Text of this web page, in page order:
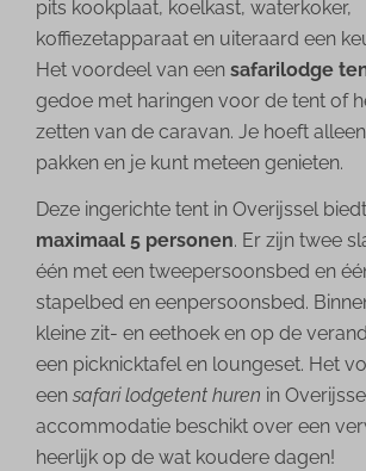
pits kookplaat, koelkast, waterkoker,
koffiezetapparaat en uiteraard een
Het voordeel van een safarilodge
gedoe met haringen voor de tent of
zetten van de caravan. Je hoeft
pakken en je kunt meteen genieten.
Deze ingerichte tent in Overijssel
maximaal 5 personen. Er zijn twee
één met een tweepersoonsbed en
stapelbed en eenpersoonsbed.
kleine zit- en eethoek en op de
een picknicktafel en loungeset. Het
eensafari lodgetent huren in
accommodatie beschikt over een
heerlijk op de wat koudere dagen!